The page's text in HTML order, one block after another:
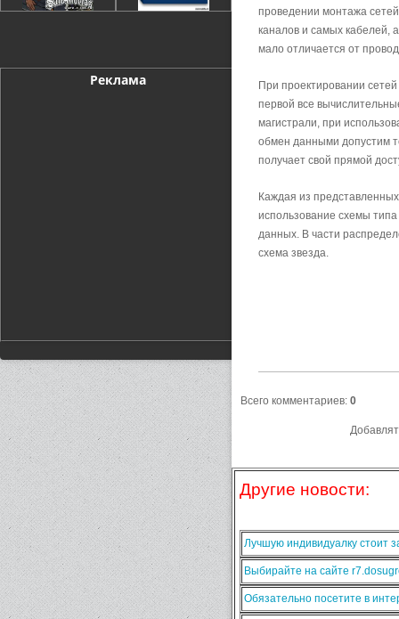
Реклама
проведении монтажа
каналов и самых кабелей,
мало отличается от
При проектировании
первой все
магистрали, при
обмен данными допустим
получает свой прямой
Каждая из
использование схемы
данных. В части
схема звезда.
Всего комментариев: 0
Другие новости:
Лучшую индивидуалку стоит
Выбирайте на сайте
Обязательно посетите в